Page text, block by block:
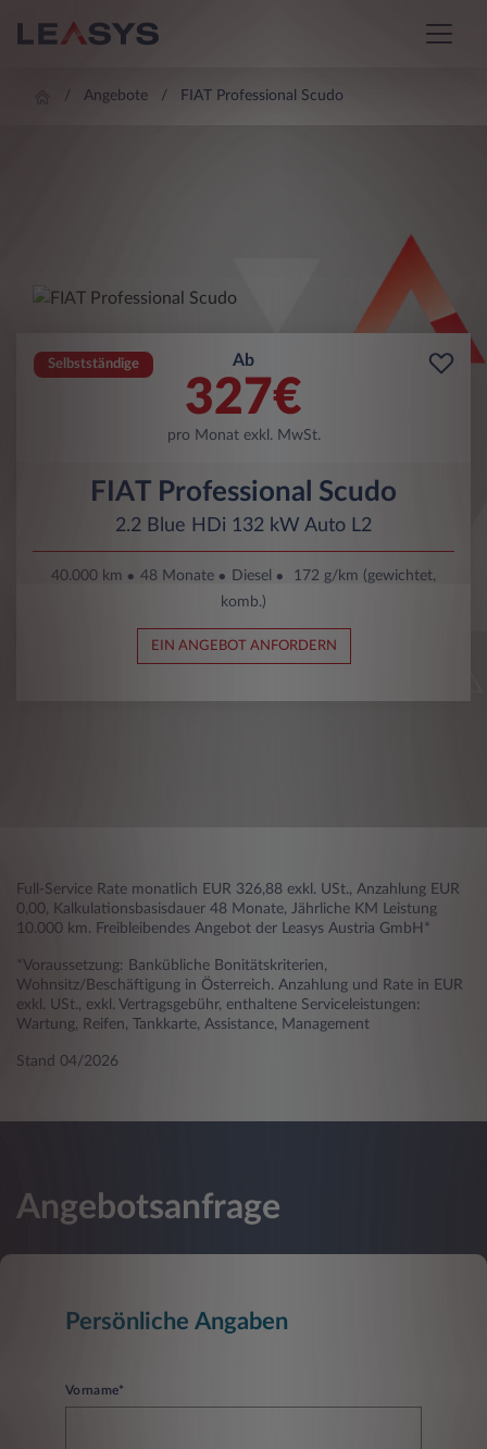
Angebote FIAT Professional Scudo
Selbstständige Ab
327€
pro Monat exkl. MwSt.
FIAT Professional Scudo
2.2 Blue HDi 132 kW Auto L2
40.000 km 48 Monate Diesel
172 g/km (gewichtet,
komb.)
EIN ANGEBOT ANFORDERN
Full-Service Rate monatlich EUR 326,88 exkl. USt., Anzahlung EUR
0,00, Kalkulationsbasisdauer 48 Monate, Jährliche KM Leistung
10.000 km. Freibleibendes Angebot der Leasys Austria GmbH*
*Voraussetzung: Bankübliche Bonitätskriterien,
Wohnsitz/Beschäftigung in Österreich. Anzahlung und Rate in EUR
exkl. USt., exkl. Vertragsgebühr, enthaltene Serviceleistungen:
Wartung, Reifen, Tankkarte, Assistance, Management
Stand 04/2026
Angebotsanfrage
Persönliche Angaben
Vorname*